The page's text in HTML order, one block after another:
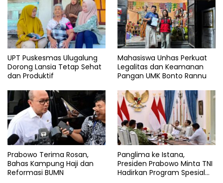
UPT Puskesmas Ulugalung
Dorong Lansia Tetap Sehat
dan Produktif
Mahasiswa Unhas Perkuat
Legalitas dan Keamanan
Pangan UMK Bonto Rannu
Prabowo Terima Rosan,
Bahas Kampung Haji dan
Reformasi BUMN
Panglima ke Istana,
Presiden Prabowo Minta TNI
Hadirkan Program Spesial